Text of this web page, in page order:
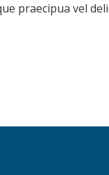
praecipua vel